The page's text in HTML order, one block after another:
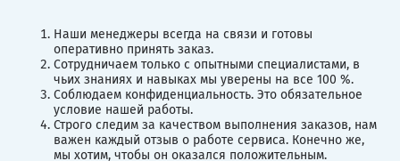
Наши менеджеры всегда на связи и готовы
оперативно принять заказ.
Сотрудничаем только с опытными специалистами, в
чьих знаниях и навыках мы уверены на все 100 %.
Соблюдаем конфиденциальность. Это обязательное
условие нашей работы.
Строго следим за качеством выполнения заказов, нам
важен каждый отзыв о работе сервиса. Конечно же,
мы хотим, чтобы он оказался положительным.